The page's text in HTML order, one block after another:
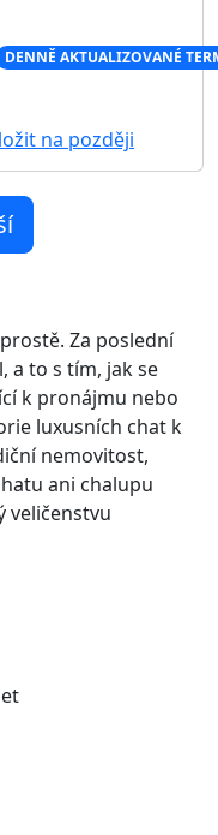
DENNĚ AKTUALIZOVANÉ
na později
Za poslední
a to s tím, jak se
k pronájmu nebo
luxusních chat k
nemovitost,
ani chalupu
veličenstvu